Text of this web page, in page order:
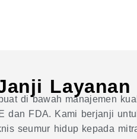
Layanan
di bawah manajemen
dan FDA. Kami berjanji
seumur hidup kepada